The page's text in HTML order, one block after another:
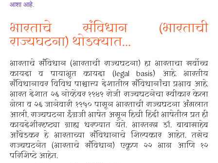
आशा आहे.
भारताचे संविधान (भारताची
राज्यघटना) थोडक्यात…
भारताचे संविधान (भारताची राज्यघटना) हा भारताचा सर्वोच्च
कायदा व पायाभूत कायदा (legal basis) आहे. भारतीय
संविधानावर विविध पाश्चात्त्य देशातील संविधानांचा प्रभाव आहे.
भारत देशात २६ नोव्हेंबर १९४९ रोजी राज्यघटनेचा स्वीकार केला
गेला व २६ जानेवारी १९५० पासून भारताची राज्यघटना अंमलात
आली. राज्यघटना इंग्रजी भाषेत असून हिची हिंदी भाषेतील प्रत ही
कायदेशीरदृष्ट्या ग्राह्य धरण्यात येते. भारतरत्न डॉ. बाबासाहेब
आंबेडकर हे भारताच्या संविधानाचे शिल्पकार आहेत. तसेच
राज्यघटनेत (भारताचे संविधान) एकूण २२ भाग आणि १२
परिशिष्टे आहेत.